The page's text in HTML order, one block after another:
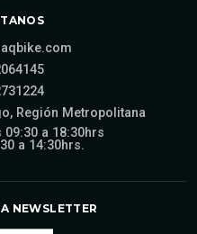
Región Metropolitana
09:30 a 18:30hrs
a 14:30hrs.
NEWSLETTER